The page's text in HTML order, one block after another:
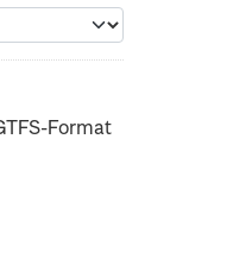
Format